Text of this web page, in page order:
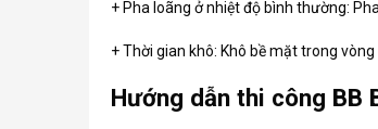
+ Pha loãng ở nhiệt độ bình thường:
+ Thời gian khô: Khô bề mặt trong
Hướng dẫn thi công BB